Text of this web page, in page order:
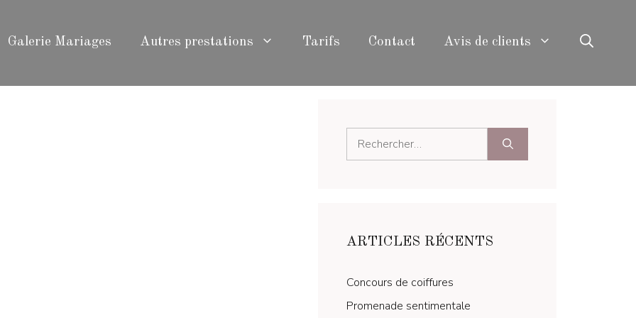
Galerie Mariages Autres prestations Tarifs Contact Avis de clients
ARTICLES RÉCENTS
Concours de coiffures
Promenade sentimentale